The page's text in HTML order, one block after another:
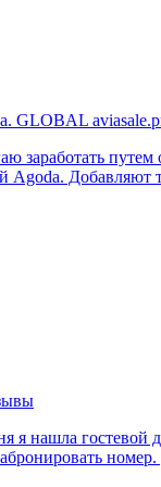
GLOBAL
заработать путем
Agoda. Добавляют
я нашла гостевой
номер.